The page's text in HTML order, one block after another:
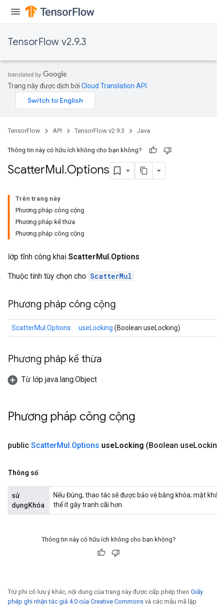
TensorFlow v2.9.3
Trang này được dịch bởi Cloud Translation API
TensorFlow API TensorFlow v2.9.3 Java
Thông tin này có hữu ích không cho bạn không?
ScatterMul.Options
Trên trang này
Phương pháp công cộng
Phương pháp kế thừa
Phương pháp công cộng
lớp tĩnh công khai ScatterMul.Options
Thuộc tính tùy chọn cho ScatterMul
Phương pháp công cộng
ScatterMul.Options useLocking (Boolean useLocking)
Phương pháp kế thừa
Từ lớp java.lang.Object
Phương pháp công cộng
public ScatterMul.Options useLocking (Boolean use
Thông số
sử
dụngKhóa
Nếu Đúng, thao tác sẽ được bảo vệ bằng khóa; mặt
thể ít gây tranh cãi hơn.
Thông tin này có hữu ích không cho bạn không?
Trừ phi có lưu ý khác, nội dung của trang này được cấp phép theo Giấy
phép ghi nhận tác giả 4.0 của Creative Commons và các mẫu mã lập